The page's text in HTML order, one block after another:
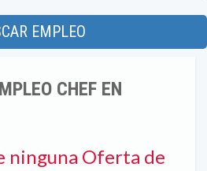
EMPLEO
CHEF EN
ninguna Oferta de